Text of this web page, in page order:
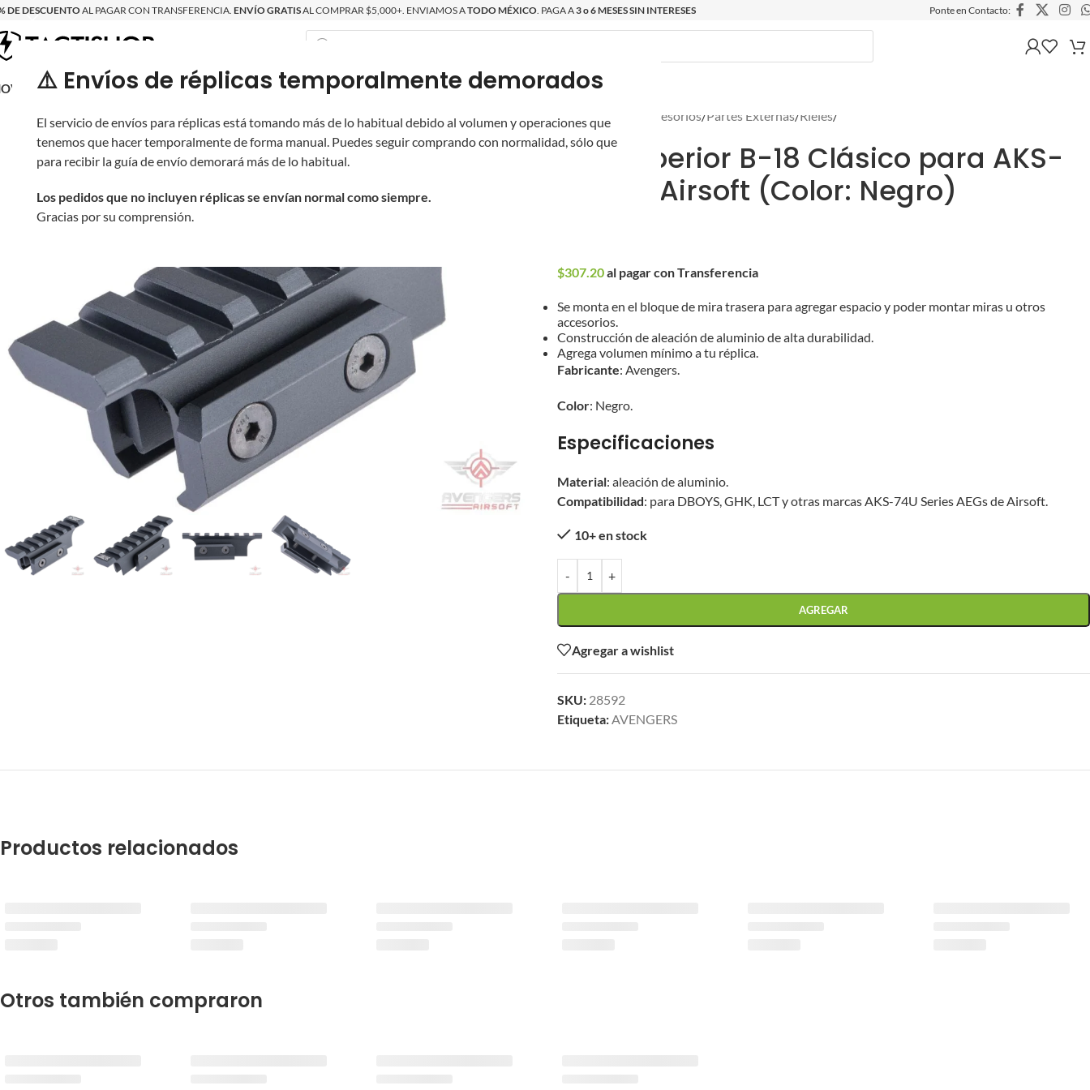
⚠️ Envíos de réplicas temporalmente demorados
El servicio de envíos para réplicas está tomando más de lo habitual debido al volumen y operaciones que
tenemos que hacer temporalmente de forma manual. Puedes seguir comprando con normalidad, sólo que
para recibir la guía de envío demorará más de lo habitual.
Los pedidos que no incluyen réplicas se envían normal como siempre.
Gracias por su comprensión.
DE DESCUENTOAL PAGAR CON TRANSFERENCIA. ENVÍO GRATISAL COMPRAR $5,000+. ENVIAMOS ATODO MÉXICO . PAGA A3 o 6 MESES SIN INTERESES Ponte en Contacto:
RÉPLICASPARTES Y ACCESORIOSEQUIPOPRODUCTOS NUEVOSPROMOCIONES
Inicio Partes y Accesorios/Partes Externas/Rieles/
Riel Superior B-18 Clásico para AKS-
74U de Airsoft (Color: Negro)
$307.20al pagar con Transferencia
Se monta en el bloque de mira trasera para agregar espacio y poder montar miras u otros
accesorios.
Construcción de aleación de aluminio de alta durabilidad.
Agrega volumen mínimo a tu réplica.
Fabricante: Avengers.
Color: Negro.
Especificaciones
Material: aleación de aluminio.
Compatibilidad: para DBOYS, GHK, LCT y otras marcas AKS-74U Series AEGs de Airsoft.
10+ en stock
- +
AGREGAR
Agregar a wishlist
SKU: 28592
Etiqueta:AVENGERS
Productos relacionados
Otros también compraron